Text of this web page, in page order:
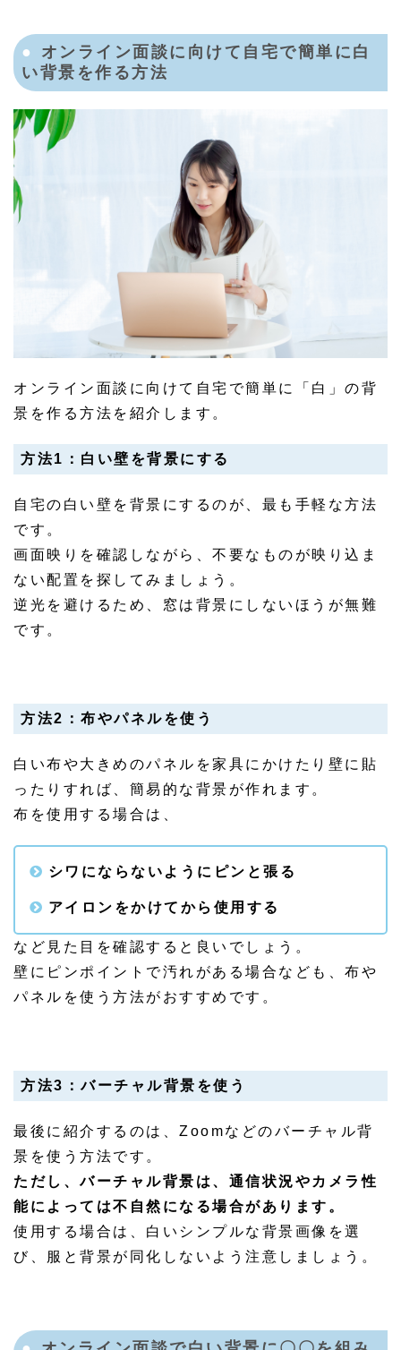
オンライン面談に向けて自宅で簡単に白
い背景を作る方法
オンライン面談に向けて自宅で簡単に「白」の背
景を作る方法を紹介します。
方法1：白い壁を背景にする
自宅の白い壁を背景にするのが、最も手軽な方法
です。
画面映りを確認しながら、不要なものが映り込ま
ない配置を探してみましょう。
逆光を避けるため、窓は背景にしないほうが無難
です。
方法2：布やパネルを使う
白い布や大きめのパネルを家具にかけたり壁に貼
ったりすれば、簡易的な背景が作れます。
布を使用する場合は、
シワにならないようにピンと張る
アイロンをかけてから使用する
など見た目を確認すると良いでしょう。
壁にピンポイントで汚れがある場合なども、布や
パネルを使う方法がおすすめです。
方法3：バーチャル背景を使う
最後に紹介するのは、Zoomなどのバーチャル背
景を使う方法です。
ただし、バーチャル背景は、通信状況やカメラ性
能によっては不自然になる場合があります。
使用する場合は、白いシンプルな背景画像を選
び、服と背景が同化しないよう注意しましょう。